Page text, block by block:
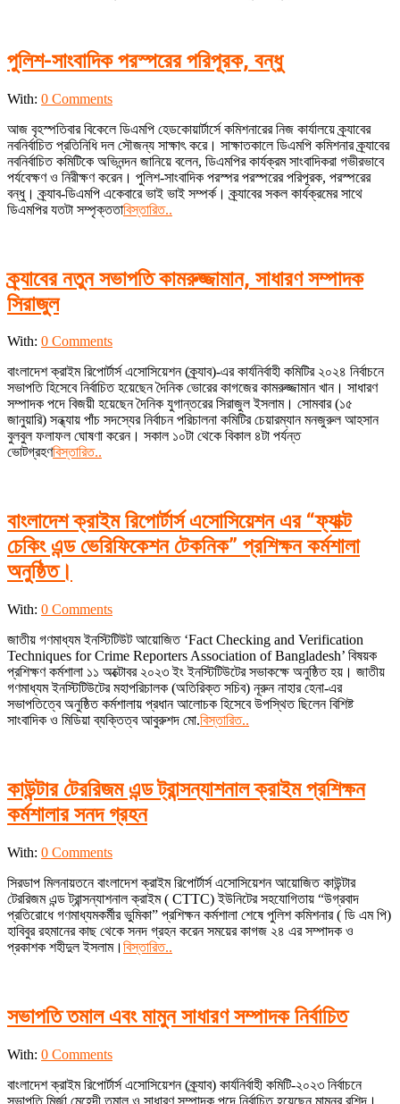
পুলিশ-সাংবাদিক পরস্পরের পরিপূরক, বন্ধু
2024-
25
With: 0 Comments
আজ বৃহস্পতিবার বিকেলে ডিএমপি হেডকোয়ার্টার্সে কমিশনারের নিজ কার্যালয়ে ক্র্যাবের
নবনির্বাচিত প্রতিনিধি দল সৌজন্য সাক্ষাৎ করে। সাক্ষাতকালে ডিএমপি কমিশনার ক্র্যাবের
নবনির্বাচিত কমিটিকে অভিনন্দন জানিয়ে বলেন, ডিএমপির কার্যক্রম সাংবাদিকরা গভীরভাবে
পর্যবেক্ষণ ও নিরীক্ষণ করেন। পুলিশ-সাংবাদিক পরস্পর পরস্পরের পরিপূরক, পরস্পরের
বন্ধু। ক্র্যাব-ডিএমপি একেবারে ভাই ভাই সম্পর্ক। ক্র্যাবের সকল কার্যক্রমের সাথে
ডিএমপির যতটা সম্পৃক্ততাবিস্তারিত..
ক্র্যাবের নতুন সভাপতি কামরুজ্জামান, সাধারণ সম্পাদক
সিরাজুল
2024-
16
With: 0 Comments
বাংলাদেশ ক্রাইম রিপোর্টার্স এসোসিয়েশন (ক্র্যাব)-এর কার্যনির্বাহী কমিটির ২০২৪ নির্বাচনে
সভাপতি হিসেবে নির্বাচিত হয়েছেন দৈনিক ভোরের কাগজের কামরুজ্জামান খান। সাধারণ
সম্পাদক পদে বিজয়ী হয়েছেন দৈনিক যুগান্তরের সিরাজুল ইসলাম। সোমবার (১৫
জানুয়ারি) সন্ধ্যায় পাঁচ সদস্যের নির্বাচন পরিচালনা কমিটির চেয়ারম্যান মনজুরুল আহসান
বুলবুল ফলাফল ঘোষণা করেন। সকাল ১০টা থেকে বিকাল ৪টা পর্যন্ত
ভোটগ্রহণবিস্তারিত..
বাংলাদেশ ক্রাইম রিপোর্টার্স এসোসিয়েশন এর “ফ্যাক্ট
চেকিং এন্ড ভেরিফিকেশন টেকনিক” প্রশিক্ষন কর্মশালা
অনুষ্ঠিত।
2023-
12
With: 0 Comments
জাতীয় গণমাধ্যম ইনস্টিটিউট আয়োজিত ‘Fact Checking and Verification
Techniques for Crime Reporters Association of Bangladesh’ বিষয়ক
প্রশিক্ষণ কর্মশালা ১১ অক্টোবর ২০২৩ ইং ইনস্টিটিউটের সভাকক্ষে অনুষ্ঠিত হয়। জাতীয়
গণমাধ্যম ইনস্টিটিউটের মহাপরিচালক (অতিরিক্ত সচিব) নূরুন নাহার হেনা-এর
সভাপতিত্বে অনুষ্ঠিত কর্মশালায় প্রধান আলোচক হিসেবে উপস্থিত ছিলেন বিশিষ্ট
সাংবাদিক ও মিডিয়া ব্যক্তিত্ব আবুরুশদ মো.বিস্তারিত..
কাউন্টার টেররিজম এন্ড ট্রান্সন্যাশনাল ক্রাইম প্রশিক্ষন
কর্মশালার সনদ গ্রহন
2023-
10
With: 0 Comments
সিরডাপ মিলনায়তনে বাংলাদেশ ক্রাইম রিপোর্টার্স এসোসিয়েশন আয়োজিত কাউন্টার
টেররিজম এন্ড ট্রান্সন্যাশনাল ক্রাইম ( CTTC) ইউনিটের সহযোগিতায় “উগ্রবাদ
প্রতিরোধে গণমাধ্যমকর্মীর ভুমিকা” প্রশিক্ষন কর্মশালা শেষে পুলিশ কমিশনার ( ডি এম পি)
হাবিবুর রহমানের কাছ থেকে সনদ গ্রহন করেন সময়ের কাগজ ২৪ এর সম্পাদক ও
প্রকাশক শহীদুল ইসলাম। বিস্তারিত..
সভাপতি তমাল এবং মামুন সাধারণ সম্পাদক নির্বাচিত
2023-
11
With: 0 Comments
বাংলাদেশ ক্রাইম রিপোর্টার্স এসোসিয়েশন (ক্র্যাব) কার্যনির্বাহী কমিটি-২০২৩ নির্বাচনে
সভাপতি মির্জা মেহেদী তমাল ও সাধারণ সম্পাদক পদে নির্বাচিত হয়েছেন মামুনুর রশিদ।